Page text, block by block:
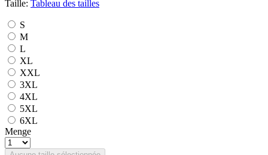
Taille: Tableau des tailles
S
M
L
XL
XXL
3XL
4XL
5XL
6XL
Menge